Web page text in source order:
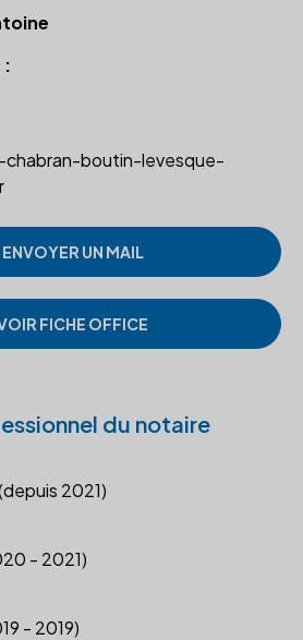
:
boutin-levesque-
ENVOYER UN MAIL
FICHE OFFICE
du notaire
2021)
- 2021)
- 2019)